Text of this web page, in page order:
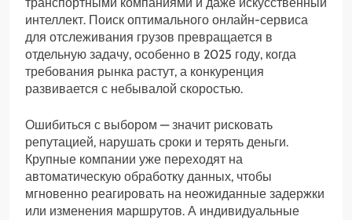
интеллект. Поиск оптимального онлайн-сервиса
для отслеживания грузов превращается в
отдельную задачу, особенно в 2025 году, когда
требования рынка растут, а конкуренция
развивается с небывалой скоростью.
Ошибиться с выбором — значит рисковать
репутацией, нарушать сроки и терять деньги.
Крупные компании уже переходят на
автоматическую обработку данных, чтобы
мгновенно реагировать на неожиданные задержки
или изменения маршрутов. А индивидуальные